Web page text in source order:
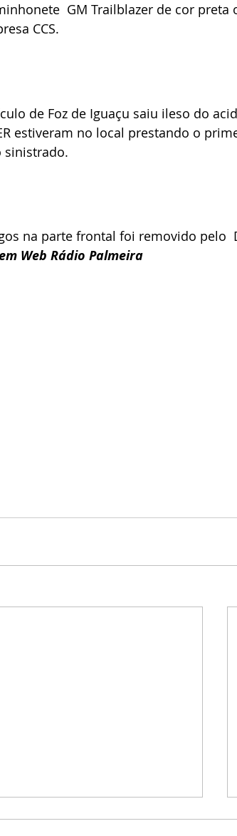
GM Trailblazer de cor preta
CCS.
de Foz de Iguaçu saiu ileso do
estiveram no local prestando o
sinistrado.
na parte frontal foi removido pelo
Web Rádio Palmeira